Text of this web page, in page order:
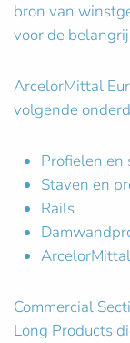
bron van
voor de
ArcelorMittal
volgende
Profielen en
Staven en
Rails
Commercial
Long Products